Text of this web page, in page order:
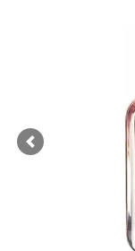
Previous